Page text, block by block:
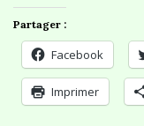
Partager :
Facebook
Imprimer